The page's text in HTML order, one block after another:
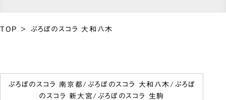
TOP > ぷろぼのスコラ 大和八木
ぷろぼのスコラ 南京都 / ぷろぼのスコラ 大和八木 / ぷろぼ
のスコラ 新大宮 / ぷろぼのスコラ 生駒